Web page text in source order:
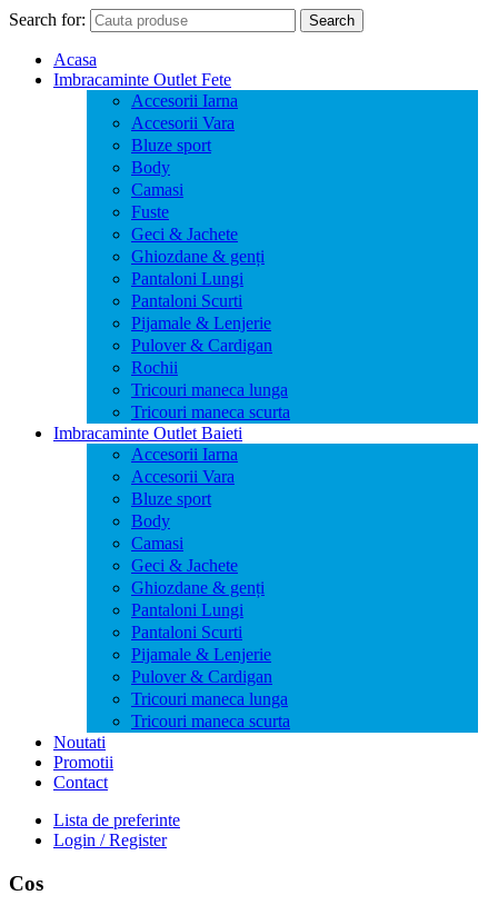
Search for: Search
Acasa
Imbracaminte Outlet Fete
Accesorii Iarna
Accesorii Vara
Bluze sport
Body
Camasi
Fuste
Geci & Jachete
Ghiozdane & genți
Pantaloni Lungi
Pantaloni Scurti
Pijamale & Lenjerie
Pulover & Cardigan
Rochii
Tricouri maneca lunga
Tricouri maneca scurta
Imbracaminte Outlet Baieti
Accesorii Iarna
Accesorii Vara
Bluze sport
Body
Camasi
Geci & Jachete
Ghiozdane & genți
Pantaloni Lungi
Pantaloni Scurti
Pijamale & Lenjerie
Pulover & Cardigan
Tricouri maneca lunga
Tricouri maneca scurta
Noutati
Promotii
Contact
Lista de preferinte
Login / Register
Cos